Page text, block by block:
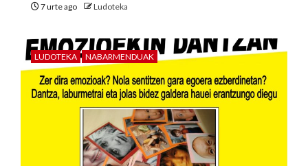
7 urte ago Ludoteka
LUDOTEKA NABARMENDUAK